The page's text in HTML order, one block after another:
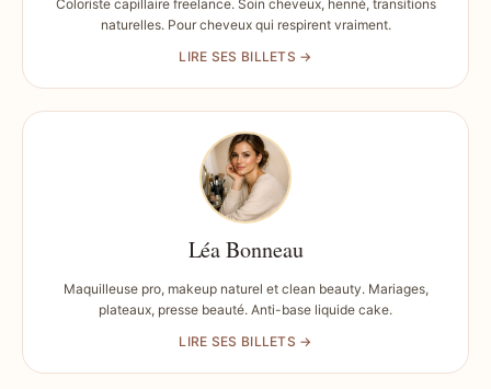
Coloriste capillaire freelance. Soin cheveux, henné, transitions
naturelles. Pour cheveux qui respirent vraiment.
LIRE SES BILLETS →
Léa Bonneau
Maquilleuse pro, makeup naturel et clean beauty. Mariages,
plateaux, presse beauté. Anti-base liquide cake.
LIRE SES BILLETS →